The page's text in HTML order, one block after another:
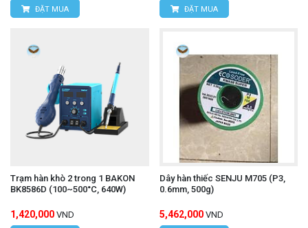
ĐẶT MUA ĐẶT MUA
Trạm hàn khò 2 trong 1 BAKON
BK8586D (100~500°C, 640W)
1,420,000 VND
Dây hàn thiếc SENJU M705 (P3,
0.6mm, 500g)
5,462,000 VND